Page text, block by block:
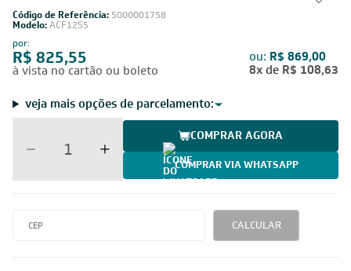
Código de Referência: 5000001758
Modelo:ACF12S5
por:
R$ 825,55
à vista no cartão ou boleto
ou: R$ 869,00
8x de R$ 108,63
veja mais opções de parcelamento:
COMPRAR AGORA
COMPRAR VIA WHATSAPP
CALCULAR